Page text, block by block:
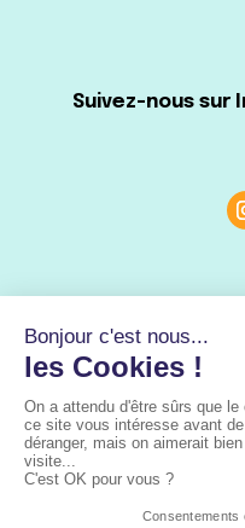
Suivez-nous sur